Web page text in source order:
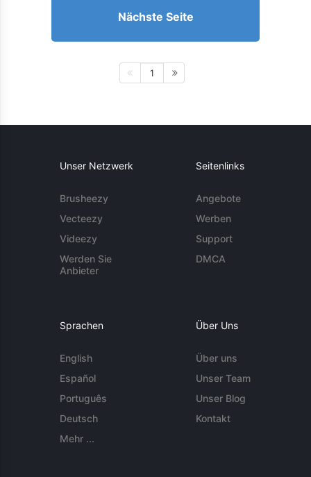
Nächste Seite
1
Unser Netzwerk
Brusheezy
Vecteezy
Videezy
Werden Sie
Anbieter
Seitenlinks
Angebote
Werben
Support
DMCA
Sprachen
English
Español
Português
Deutsch
Mehr ...
Über Uns
Über uns
Unser Team
Unser Blog
Kontakt